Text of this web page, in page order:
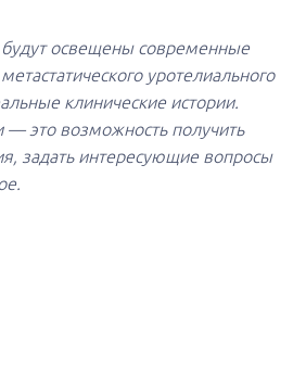
освещены современные
уротелиального
клинические истории.
— это возможность получить
задать интересующие вопросы